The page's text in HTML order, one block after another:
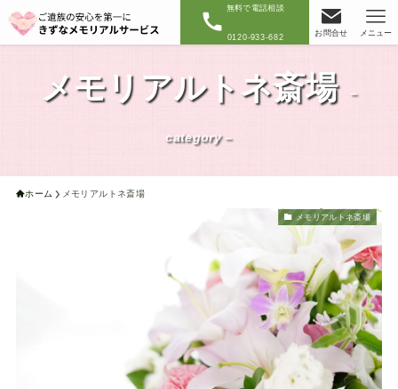
無料で電話相談
0120-933-682 お問合せ メニュー
メモリアルトネ斎場 –
category –
ホーム メモリアルトネ斎場
メモリアルトネ斎場